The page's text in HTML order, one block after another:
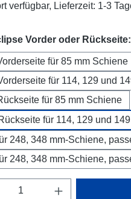
verfügbar, Lieferzeit: 1-3
Vorder oder Rückseite:
für 85 mm Schiene
für 114, 129 und
für 85 mm Schiene
für 114, 129 und
248, 348 mm-Schiene,
248, 348 mm-Schiene,
Anzahl: Gib